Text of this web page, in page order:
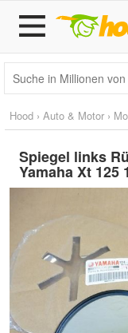
Hood › Auto & Motor ›
Spiegel links
Yamaha Xt 125